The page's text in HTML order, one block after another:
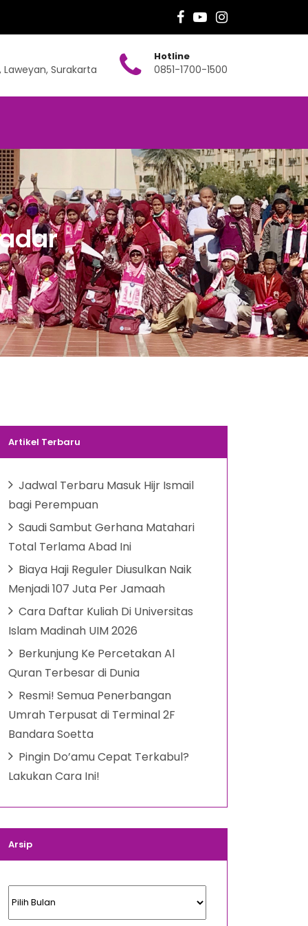
Surakarta
Hotline
0851-1700-1500
Artikel Terbaru
Jadwal Terbaru Masuk Hijr Ismail
bagi Perempuan
Saudi Sambut Gerhana Matahari
Total Terlama Abad Ini
Biaya Haji Reguler Diusulkan Naik
Menjadi 107 Juta Per Jamaah
Cara Daftar Kuliah Di Universitas
Islam Madinah UIM 2026
Berkunjung Ke Percetakan Al
Quran Terbesar di Dunia
Resmi! Semua Penerbangan
Umrah Terpusat di Terminal 2F
Bandara Soetta
Pingin Do’amu Cepat Terkabul?
Lakukan Cara Ini!
Arsip
Arsip